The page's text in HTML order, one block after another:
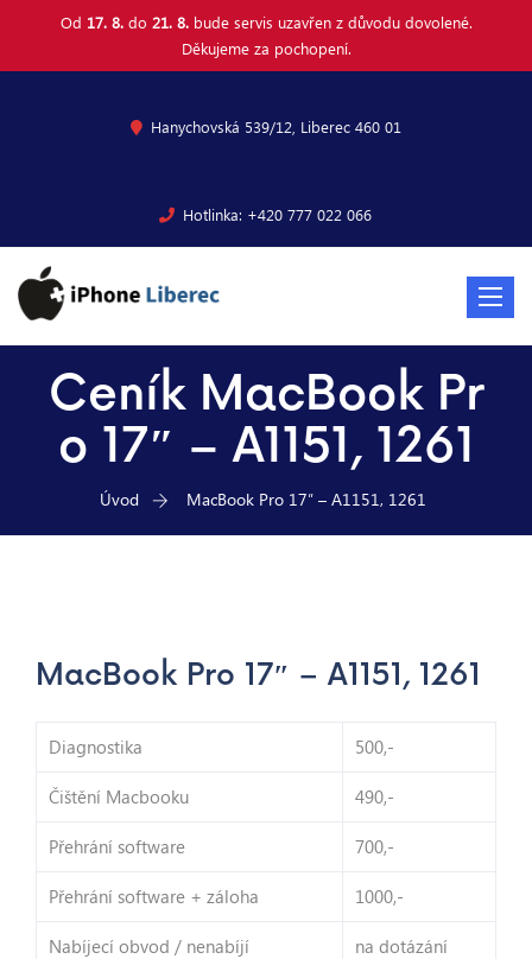
Od 17. 8.do 21. 8.bude servis uzavřen z důvodu dovolené.
Děkujeme za pochopení.
Hanychovská 539/12, Liberec 460 01
Hotlinka: +420 777 022 066
Toggle
Ceník MacBook Pr
o 17″ – A1151, 1261
Úvod MacBook Pro 17″ – A1151, 1261
MacBook Pro 17″ – A1151, 1261
Diagnostika 500,-
Čištění Macbooku 490,-
Přehrání software 700,-
Přehrání software + záloha 1000,-
Nabíjecí obvod / nenabíjí na dotázání